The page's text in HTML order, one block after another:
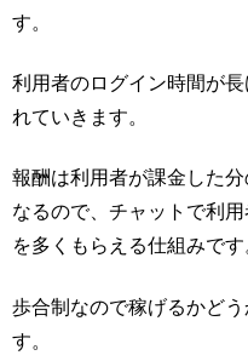
す。
利用者のログイン時間が
れていきます。
報酬は利用者が課金した
なるので、チャットで利
を多くもらえる仕組みです
歩合制なので稼げるかど
す。